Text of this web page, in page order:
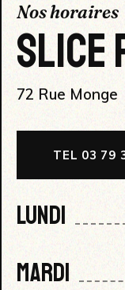
Nos horaires
SLICE
72 Rue Monge
TEL 03 79
LUNDI
MARDI